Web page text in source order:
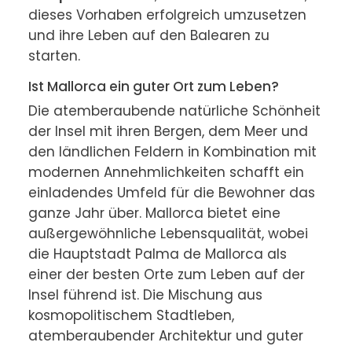
dieses Vorhaben erfolgreich umzusetzen
und ihre Leben auf den Balearen zu
starten.
Ist Mallorca ein guter Ort zum Leben?
Die atemberaubende natürliche Schönheit
der Insel mit ihren Bergen, dem Meer und
den ländlichen Feldern in Kombination mit
modernen Annehmlichkeiten schafft ein
einladendes Umfeld für die Bewohner das
ganze Jahr über. Mallorca bietet eine
außergewöhnliche Lebensqualität, wobei
die Hauptstadt Palma de Mallorca als
einer der besten Orte zum Leben auf der
Insel führend ist. Die Mischung aus
kosmopolitischem Stadtleben,
atemberaubender Architektur und guter